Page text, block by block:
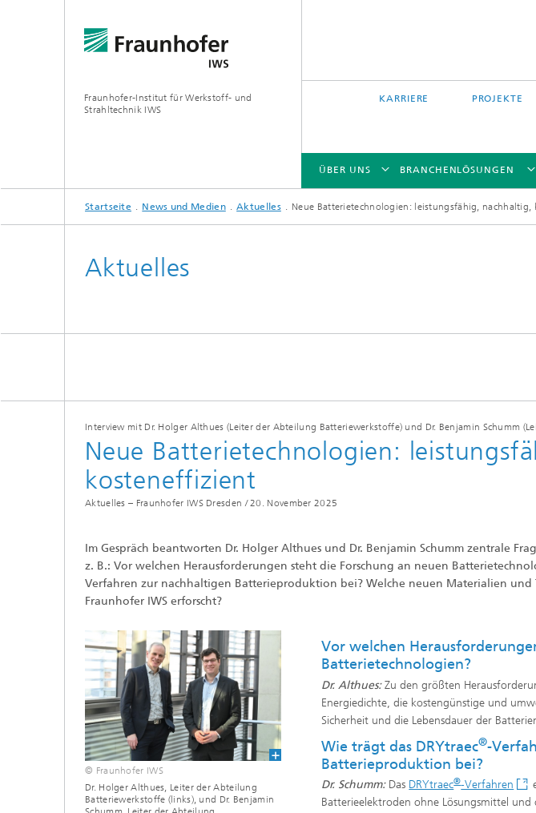
Fraunhofer-Institut für Werkstoff- und
Strahltechnik IWS
KARRIERE PROJEKTE
ÜBER UNS
ÜBER UNS
BRANCHENLÖSUNGEN
BRANCHENLÖSUNGEN
ZUKUNFT UND INNOVATION
TECHNOLOGIEN UND KOMPETENZEN
Reaktive Multischichten
PVD-Schichten
Tribologische Systeme
Startseite News und Medien Aktuelles Neue Batterietechnologien: leistungsfähig, nachhaltig,
Aktuelles
Interview mit Dr. Holger Althues (Leiter der Abteilung Batteriewerkstoffe) und Dr. Benjamin Schumm
Neue Batterietechnologien:
kosteneffizient
Aktuelles – Fraunhofer IWS Dresden / 20. November 2025
Im Gespräch beantworten Dr. Holger Althues und Dr. Benjamin Schumm zentrale
z. B.: Vor welchen Herausforderungen steht die Forschung an neuen
Verfahren zur nachhaltigen Batterieproduktion bei? Welche neuen Materialien
Fraunhofer IWS erforscht?
© Fraunhofer IWS
Dr. Holger Althues, Leiter der Abteilung
Batteriewerkstoffe (links), und Dr. Benjamin
Vor welchen
Batterietechnologien?
Dr. Althues:Zu den größten
Energiedichte, die kostengünstige und
Sicherheit und die Lebensdauer der
Wie trägt das DRYtraec®-
Batterieproduktion bei?
Dr. Schumm:Das DRYtraec®-Verfahren
Batterieelektroden ohne Lösungsmittel und